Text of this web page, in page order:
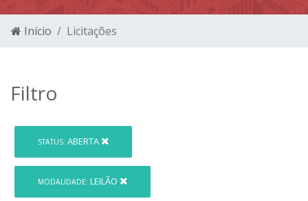
Início Licitações
Filtro
STATUS: ABERTA
MODALIDADE: LEILÃO